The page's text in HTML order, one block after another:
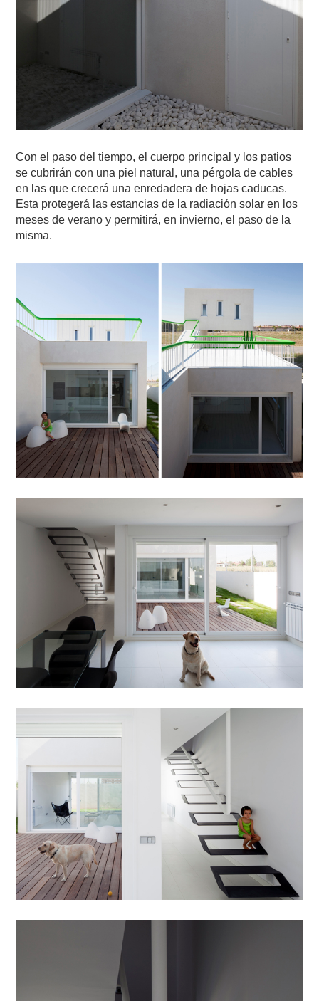
Con el paso del tiempo, el cuerpo principal y los patios
se cubrirán con una piel natural, una pérgola de cables
en las que crecerá una enredadera de hojas caducas.
Esta protegerá las estancias de la radiación solar en los
meses de verano y permitirá, en invierno, el paso de la
misma.